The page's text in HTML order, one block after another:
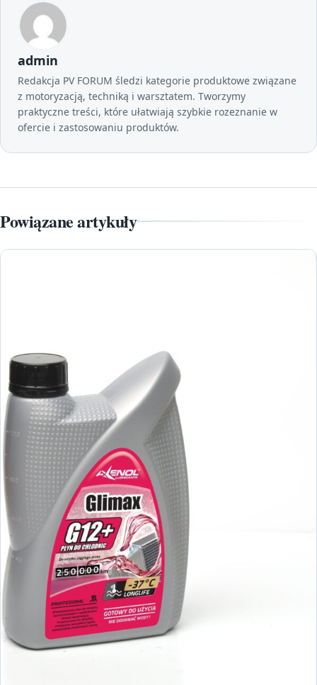
admin
Redakcja PV FORUM śledzi kategorie produktowe związane
z motoryzacją, techniką i warsztatem. Tworzymy
praktyczne treści, które ułatwiają szybkie rozeznanie w
ofercie i zastosowaniu produktów.
Powiązane artykuły